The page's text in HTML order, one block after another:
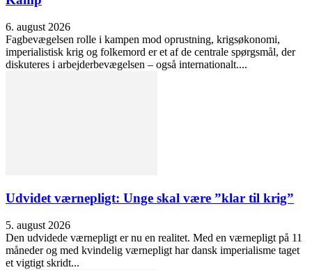
6. august 2026
Fagbevægelsen rolle i kampen mod oprustning, krigsøkonomi,
imperialistisk krig og folkemord er et af de centrale spørgsmål, der
diskuteres i arbejderbevægelsen – også internationalt....
Udvidet værnepligt: Unge skal være ”klar til krig”
5. august 2026
Den udvidede værnepligt er nu en realitet. Med en værnepligt på 11
måneder og med kvindelig værnepligt har dansk imperialisme taget
et vigtigt skridt...